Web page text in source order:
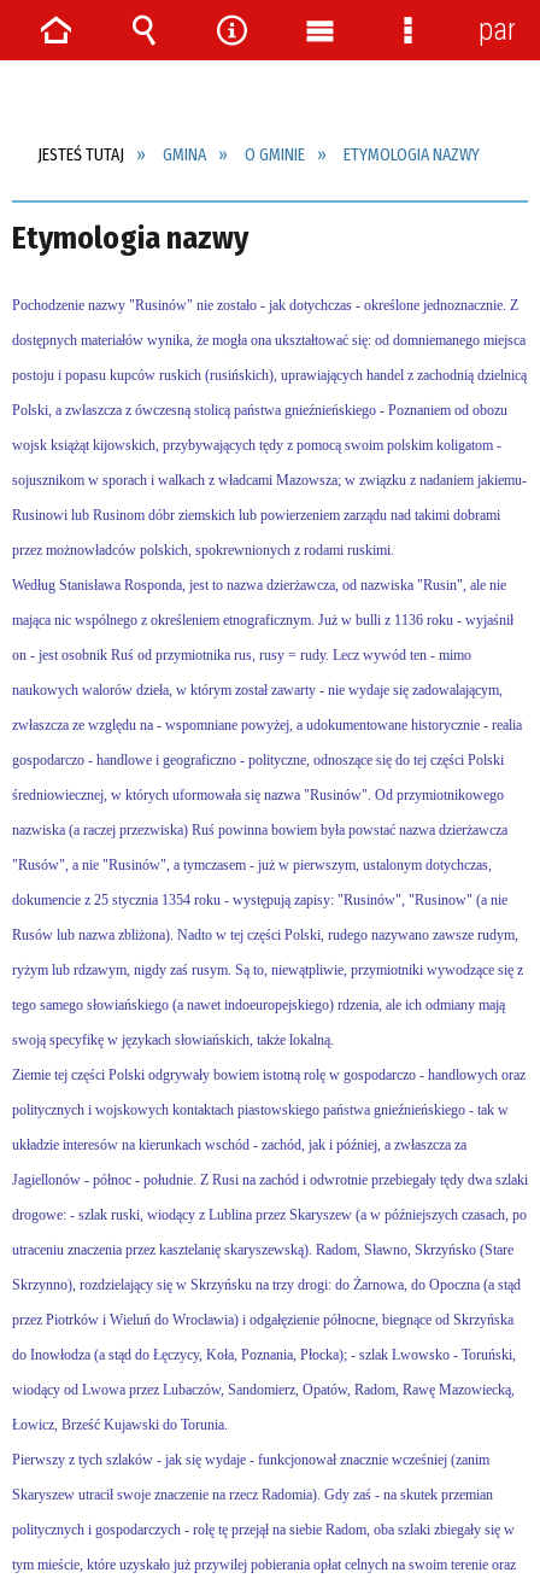
JESTEŚ TUTAJ GMINA O GMINIE ETYMOLOGIA NAZWY
Etymologia nazwy
Pochodzenie nazwy "Rusinów" nie zostało - jak dotychczas - określone jednoznacznie. Z
dostępnych materiałów wynika, że mogła ona ukształtować się: od domniemanego miejsca
postoju i popasu kupców ruskich (rusińskich), uprawiających handel z zachodnią dzielnicą
Polski, a zwłaszcza z ówczesną stolicą państwa gnieźnieńskiego - Poznaniem od obozu
wojsk książąt kijowskich, przybywających tędy z pomocą swoim polskim koligatom -
sojusznikom w sporach i walkach z władcami Mazowsza; w związku z nadaniem jakiemu-
Rusinowi lub Rusinom dóbr ziemskich lub powierzeniem zarządu nad takimi dobrami
przez możnowładców polskich, spokrewnionych z rodami ruskimi.
Według Stanisława Rosponda, jest to nazwa dzierżawcza, od nazwiska "Rusin", ale nie
mająca nic wspólnego z określeniem etnograficznym. Już w bulli z 1136 roku - wyjaśnił
on - jest osobnik Ruś od przymiotnika rus, rusy = rudy. Lecz wywód ten - mimo
naukowych walorów dzieła, w którym został zawarty - nie wydaje się zadowalającym,
zwłaszcza ze względu na - wspomniane powyżej, a udokumentowane historycznie - realia
gospodarczo - handlowe i geograficzno - polityczne, odnoszące się do tej części Polski
średniowiecznej, w których uformowała się nazwa "Rusinów". Od przymiotnikowego
nazwiska (a raczej przezwiska) Ruś powinna bowiem była powstać nazwa dzierżawcza
"Rusów", a nie "Rusinów", a tymczasem - już w pierwszym, ustalonym dotychczas,
dokumencie z 25 stycznia 1354 roku - występują zapisy: "Rusinów", "Rusinow" (a nie
Rusów lub nazwa zbliżona). Nadto w tej części Polski, rudego nazywano zawsze rudym,
ryżym lub rdzawym, nigdy zaś rusym. Są to, niewątpliwie, przymiotniki wywodzące się z
tego samego słowiańskiego (a nawet indoeuropejskiego) rdzenia, ale ich odmiany mają
swoją specyfikę w językach słowiańskich, także lokalną.
Ziemie tej części Polski odgrywały bowiem istotną rolę w gospodarczo - handlowych oraz
politycznych i wojskowych kontaktach piastowskiego państwa gnieźnieńskiego - tak w
układzie interesów na kierunkach wschód - zachód, jak i później, a zwłaszcza za
Jagiellonów - północ - południe. Z Rusi na zachód i odwrotnie przebiegały tędy dwa szlaki
drogowe: - szlak ruski, wiodący z Lublina przez Skaryszew (a w późniejszych czasach, po
utraceniu znaczenia przez kasztelanię skaryszewską). Radom, Sławno, Skrzyńsko (Stare
Skrzynno), rozdzielający się w Skrzyńsku na trzy drogi: do Żarnowa, do Opoczna (a stąd
przez Piotrków i Wieluń do Wrocławia) i odgałęzienie północne, biegnące od Skrzyńska
do Inowłodza (a stąd do Łęczycy, Koła, Poznania, Płocka); - szlak Lwowsko - Toruński,
wiodący od Lwowa przez Lubaczów, Sandomierz, Opatów, Radom, Rawę Mazowiecką,
Łowicz, Brześć Kujawski do Torunia.
Pierwszy z tych szlaków - jak się wydaje - funkcjonował znacznie wcześniej (zanim
Skaryszew utracił swoje znaczenie na rzecz Radomia). Gdy zaś - na skutek przemian
politycznych i gospodarczych - rolę tę przejął na siebie Radom, oba szla­ki zbiegały się w
tym mieście, które uzyskało już przywilej pobierania opłat celnych na swoim terenie oraz
Strona Wyszukiwarka
NarzędziaMenu
Menu
panel